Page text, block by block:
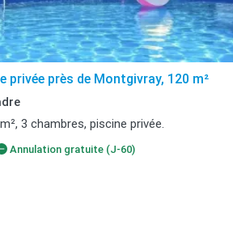
privée près de Montgivray, 120 m²
3 chambres, piscine privée.
Annulation gratuite (J-60)